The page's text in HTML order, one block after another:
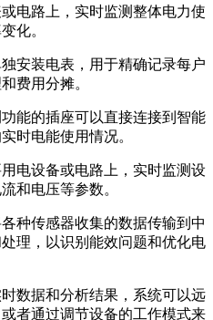
电路上，实时监测整体电力使
化。
安装电表，用于精确记录每户
费用分摊。
功能的插座可以直接连接到智能
时电能使用情况。
电设备或电路上，实时监测设
和电压等参数。
种传感器收集的数据传输到中
理，以识别能效问题和优化电
数据和分析结果，系统可以远
者通过调节设备的工作模式来